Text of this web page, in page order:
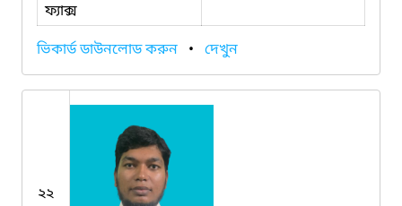
ফ্যাক্স
ভিকার্ড ডাউনলোড করুন • দেখুন
২২